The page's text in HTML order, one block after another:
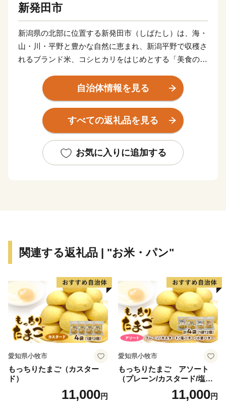
新発田市
新潟県の北部に位置する新発田市（しばたし）は、海・
山・川・平野と豊かな自然に恵まれ、新潟平野で収穫さ
れるブランド米、コシヒカリをはじめとする「美食の
三階櫓という新発田のシンボル新発田城のある城下町で
もあります。歴史と文化が漂うまちをお愉しみいただい
た後は、全国でもトップクラスの硫黄成分含有量を誇る
名湯『月岡温泉』で、エメラルドグリーンに輝くお湯を
味を堪能できます。
観光スポットに立ち寄り、旅館でゆったり、美味しい料
自治体情報を見る
すべての返礼品を見る
お気に入りに追加する
関連する返礼品 | "お米・パン"
愛知県小牧市
もっちりたまご（カスター
ド）
11,000円
愛知県小牧市
もっちりたまご アソート
（プレーン/カスタード/塩バ
ター/小倉バター）11,000円